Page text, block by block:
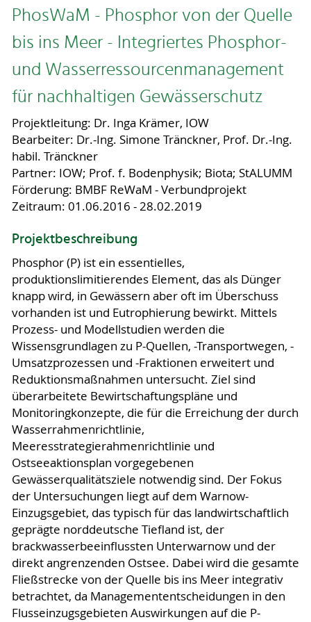
PhosWaM - Phosphor von der Quelle
bis ins Meer - Integriertes Phosphor-
und Wasserressourcenmanagement
für nachhaltigen Gewässerschutz
Projektleitung: Dr. Inga Krämer, IOW
Bearbeiter: Dr.-Ing. Simone Tränckner, Prof. Dr.-Ing.
habil. Tränckner
Partner: IOW; Prof. f. Bodenphysik; Biota; StALUMM
Förderung: BMBF ReWaM - Verbundprojekt
Zeitraum: 01.06.2016 - 28.02.2019
Projektbeschreibung
Phosphor (P) ist ein essentielles,
produktionslimitierendes Element, das als Dünger
knapp wird, in Gewässern aber oft im Überschuss
vorhanden ist und Eutrophierung bewirkt. Mittels
Prozess- und Modellstudien werden die
Wissensgrundlagen zu P-Quellen, -Transportwegen, -
Umsatzprozessen und -Fraktionen erweitert und
Reduktionsmaßnahmen untersucht. Ziel sind
überarbeitete Bewirtschaftungspläne und
Monitoringkonzepte, die für die Erreichung der durch
Wasserrahmenrichtlinie,
Meeresstrategierahmenrichtlinie und
Ostseeaktionsplan vorgegebenen
Gewässerqualitätsziele notwendig sind. Der Fokus
der Untersuchungen liegt auf dem Warnow-
Einzugsgebiet, das typisch für das landwirtschaftlich
geprägte norddeutsche Tiefland ist, der
brackwasserbeeinflussten Unterwarnow und der
direkt angrenzenden Ostsee. Dabei wird die gesamte
Fließstrecke von der Quelle bis ins Meer integrativ
betrachtet, da Managemententscheidungen in den
Flusseinzugsgebieten Auswirkungen auf die P-